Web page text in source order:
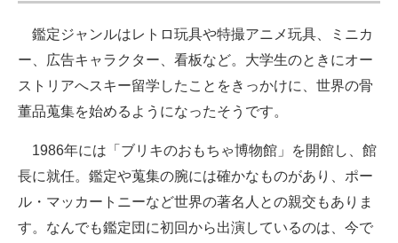
鑑定ジャンルはレトロ玩具や特撮アニメ玩具、ミニカ
ー、広告キャラクター、看板など。大学生のときにオー
ストリアへスキー留学したことをきっかけに、世界の骨
董品蒐集を始めるようになったそうです。
1986年には「ブリキのおもちゃ博物館」を開館し、館
長に就任。鑑定や蒐集の腕には確かなものがあり、ポー
ル・マッカートニーなど世界の著名人との親交もありま
す。なんでも鑑定団に初回から出演しているのは、今で